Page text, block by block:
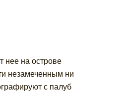
нее на острове
незамеченным ни
с палуб